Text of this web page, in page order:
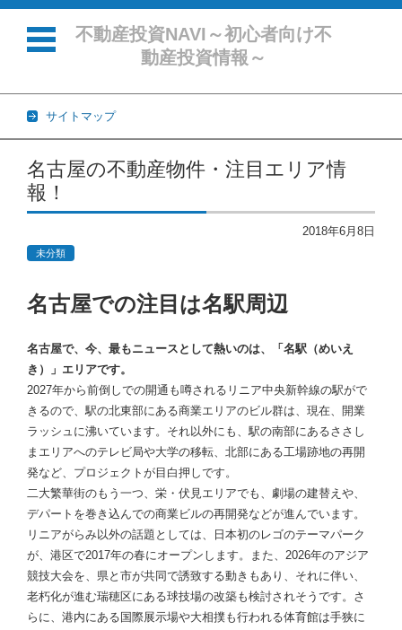
不動産投資NAVI～初心者向け不
動産投資情報～
サイトマップ
コンテンツに移動
名古屋の不動産物件・注目エリア情
報！
2018年6月8日
未分類
名古屋での注目は名駅周辺
名古屋で、今、最もニュースとして熱いのは、「名駅（めいえ
き）」エリアです。
2027年から前倒しでの開通も噂されるリニア中央新幹線の駅がで
きるので、駅の北東部にある商業エリアのビル群は、現在、開業
ラッシュに沸いています。それ以外にも、駅の南部にあるささし
まエリアへのテレビ局や大学の移転、北部にある工場跡地の再開
発など、プロジェクトが目白押しです。
二大繁華街のもう一つ、栄・伏見エリアでも、劇場の建替えや、
デパートを巻き込んでの商業ビルの再開発などが進んでいます。
リニアがらみ以外の話題としては、日本初のレゴのテーマパーク
が、港区で2017年の春にオープンします。また、2026年のアジア
競技大会を、県と市が共同で誘致する動きもあり、それに伴い、
老朽化が進む瑞穂区にある球技場の改築も検討されそうです。さ
らに、港内にある国際展示場や大相撲も行われる体育館は手狭に